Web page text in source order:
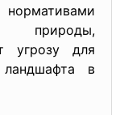
природы,
угрозу для
в